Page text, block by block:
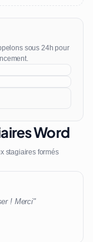
sous 24h pour
Word
stagiaires formés
! Merci"